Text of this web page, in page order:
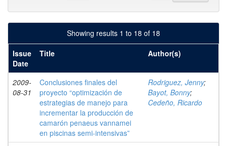
Showing results 1 to 18 of 18
Issue
Date
Title Author(s)
2009-
08-31
Conclusiones finales del
proyecto “optimización de
estrategias de manejo para
incrementar la producción de
camarón penaeus vannamei
en piscinas semi-intensivas”
Rodriguez, Jenny;
Bayot, Bonny;
Cedeño, Ricardo